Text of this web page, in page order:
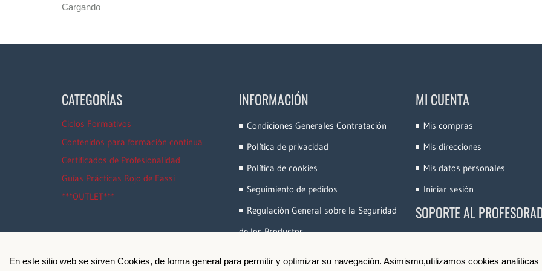
Cargando
En este sitio web se sirven Cookies, de forma general para permitir y optimizar su navegación. Asimismo,utilizamos cookies analíticas
CATEGORÍAS
Ciclos Formativos
Contenidos para formación continua
Certificados de Profesionalidad
Guías Prácticas Rojo de Fassi
***OUTLET***
INFORMACIÓN
Condiciones Generales Contratación
Política de privacidad
Política de cookies
Seguimiento de pedidos
Regulación General sobre la Seguridad
de los Productos
MI CUENTA
Mis compras
Mis direcciones
Mis datos personales
Iniciar sesión
SOPORTE AL
Conoce e-Videocinco